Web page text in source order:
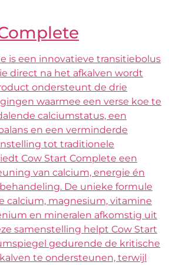
is een innovatieve transitiebolus
direct na het afkalven wordt
ondersteunt de drie
waarmee een verse koe te
calciumstatus, een
en een verminderde
tot traditionele
Cow Start Complete een
van calcium, energie én
De unieke formule
calcium, magnesium, vitamine
en mineralen afkomstig uit
samenstelling helpt Cow Start
gedurende de kritische
te ondersteunen, terwijl